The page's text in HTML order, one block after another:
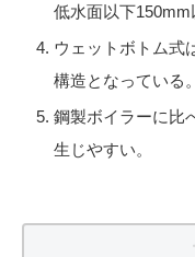
低水面以下150mm
ウェットボトム式
構造となっている。
鋼製ボイラーに比
生じやすい。